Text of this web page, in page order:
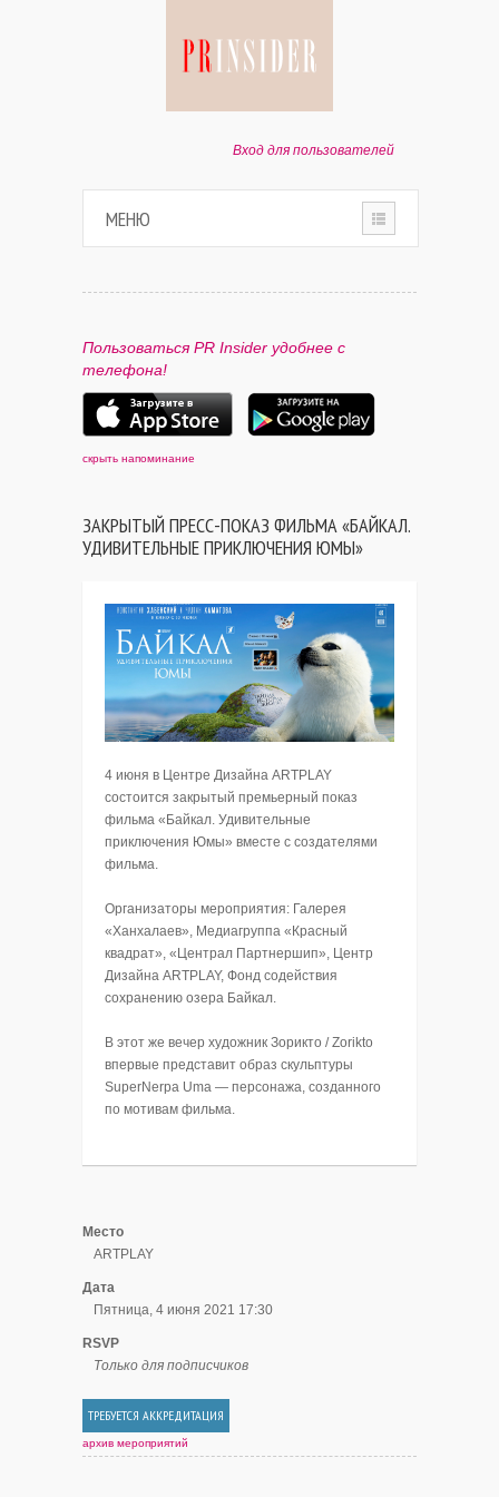
Вход для пользователей
МЕНЮ
ПАРТНЕРАМ
КОНТАКТЫ
Пользоваться PR Insider удобнее с
телефона!
скрыть напоминание
ЗАКРЫТЫЙ ПРЕСС-ПОКАЗ ФИЛЬМА «БАЙКАЛ.
УДИВИТЕЛЬНЫЕ ПРИКЛЮЧЕНИЯ ЮМЫ»
4 июня в Центре Дизайна ARTPLAY
состоится закрытый премьерный показ
фильма «Байкал. Удивительные
приключения Юмы» вместе с создателями
фильма.
Организаторы мероприятия: Галерея
«Ханхалаев», Медиагруппа «Красный
квадрат», «Централ Партнершип», Центр
Дизайна ARTPLAY, Фонд содействия
сохранению озера Байкал.
В этот же вечер художник Зорикто / Zorikto
впервые представит образ скульптуры
SuperNerpa Uma — персонажа, созданного
по мотивам фильма.
Место
ARTPLAY
Дата
Пятница, 4 июня 2021 17:30
RSVP
Только для подписчиков
ТРЕБУЕТСЯ АККРЕДИТАЦИЯ
архив мероприятий